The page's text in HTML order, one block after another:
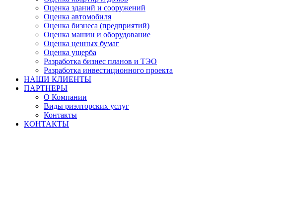
Оценка зданий и сооружений
Оценка автомобиля
Оценка бизнеса (предприятий)
Оценка машин и оборудование
Оценка ценных бумаг
Оценка ущерба
Разработка бизнес планов и ТЭО
Разработка инвестиционного проекта
НАШИ КЛИЕНТЫ
ПАРТНЕРЫ
О Компании
Виды риэлторских услуг
Контакты
КОНТАКТЫ